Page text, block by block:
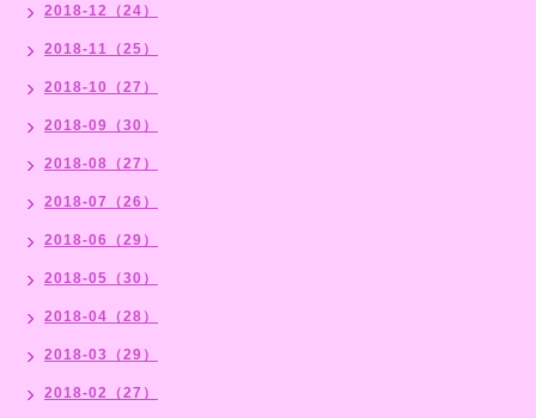
2018-12（24）
2018-11（25）
2018-10（27）
2018-09（30）
2018-08（27）
2018-07（26）
2018-06（29）
2018-05（30）
2018-04（28）
2018-03（29）
2018-02（27）